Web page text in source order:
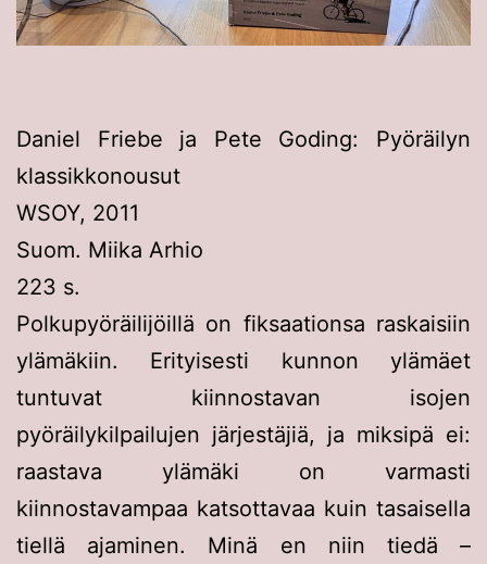
Daniel Friebe ja Pete Goding: Pyöräilyn
klassikkonousut
WSOY, 2011
Suom. Miika Arhio
223 s.
Polkupyöräilijöillä on fiksaationsa raskaisiin
ylämäkiin. Erityisesti kunnon ylämäet
tuntuvat kiinnostavan isojen
pyöräilykilpailujen järjestäjiä, ja miksipä ei:
raastava ylämäki on varmasti
kiinnostavampaa katsottavaa kuin tasaisella
tiellä ajaminen. Minä en niin tiedä –